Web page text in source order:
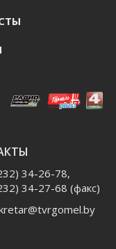
34-26-78,
34-27-68 (факс)